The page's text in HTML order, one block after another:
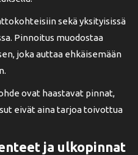
sekä yksityisissä
Pinnoitus muodostaa
joka auttaa ehkäisemään
ovat haastavat pinnat,
eivät aina tarjoa toivottua
ja ulkopinnat